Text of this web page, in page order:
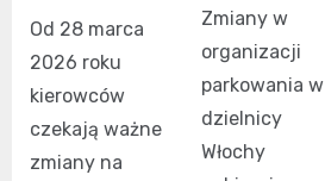
Od 28 marca
2026 roku
kierowców
czekają ważne
zmiany na
Zmiany w
organizacji
parkowania w
dzielnicy
Włochy